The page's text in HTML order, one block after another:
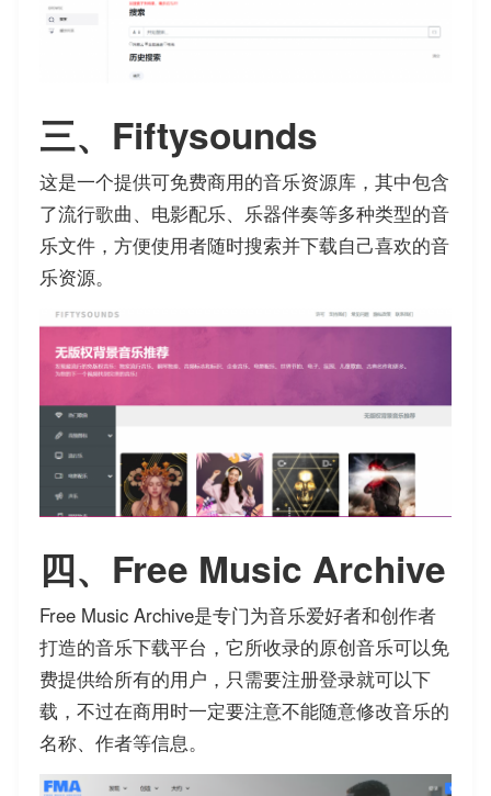
三、Fiftysounds
这是一个提供可免费商用的音乐资源库，其中包含
了流行歌曲、电影配乐、乐器伴奏等多种类型的音
乐文件，方便使用者随时搜索并下载自己喜欢的音
乐资源。
四、Free Music Archive
Free Music Archive是专门为音乐爱好者和创作者
打造的音乐下载平台，它所收录的原创音乐可以免
费提供给所有的用户，只需要注册登录就可以下
载，不过在商用时一定要注意不能随意修改音乐的
名称、作者等信息。